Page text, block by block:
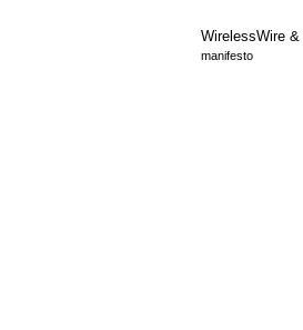
WirelessWire &
manifesto